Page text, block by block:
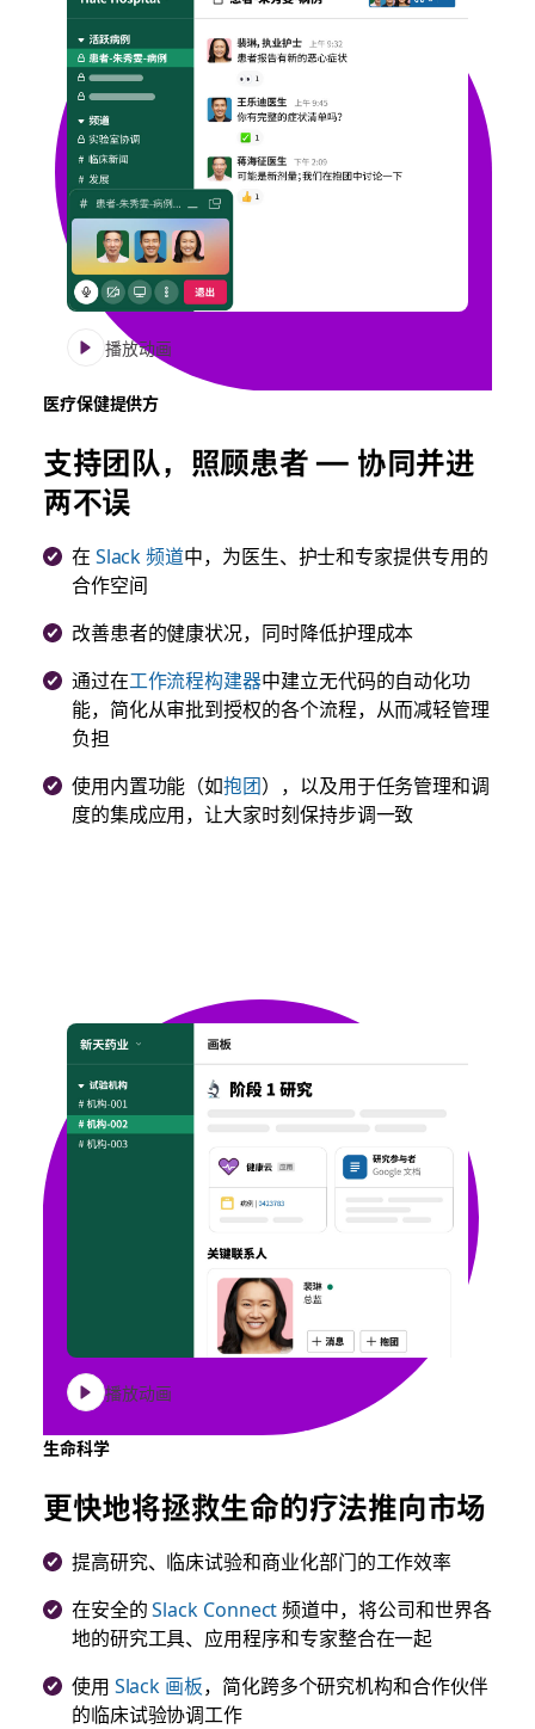
播放动画
医疗保健提供方
支持团队，照顾患者 — 协同并进
两不误
在 Slack 频道中，为医生、护士和专家提供专用的
合作空间
改善患者的健康状况，同时降低护理成本
通过在工作流程构建器中建立无代码的自动化功
能，简化从审批到授权的各个流程，从而减轻管理
负担
使用内置功能（如抱团），以及用于任务管理和调
度的集成应用，让大家时刻保持步调一致
播放动画
生命科学
更快地将拯救生命的疗法推向市场
提高研究、临床试验和商业化部门的工作效率
在安全的Slack Connect频道中，将公司和世界各
地的研究工具、应用程序和专家整合在一起
使用 Slack 画板，简化跨多个研究机构和合作伙伴
的临床试验协调工作